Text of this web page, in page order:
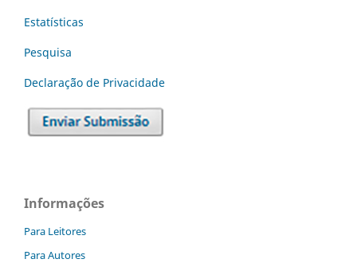
Estatísticas
Pesquisa
Declaraç˜ão de Privacidade
Informações
Para Leitores
Para Autores